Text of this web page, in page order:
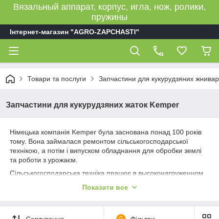
Вязальный аппарат, корпус, игла, нож, ролики,
пружины
Інтернет-магазин "AGRO-ZAPCHASTI"
Товари та послуги Запчастини для кукурудзяних
Запчастини для кукурудзяних жаток Kemper
Німецька компанія Kemper була заснована понад 100 років
тому. Вона займалася ремонтом сільськогосподарської
технікою, а потім і випуском обладнання для обробки землі
та роботи з урожаєм.
Сільськогосподарська техніка працює в высоконагруженном
Незважаючи на високий експлуатаційний поріг, закладений в
Показати все